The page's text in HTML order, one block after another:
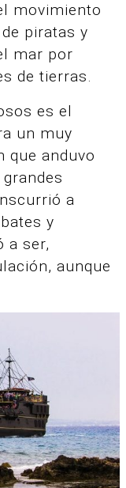
movimiento
piratas y
mar por
de tierras.
es el
un muy
que anduvo
a
y
a ser,
aunque